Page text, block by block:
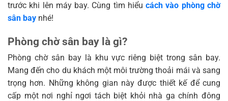
trước khi lên máy bay. Cùng tìm hiểucách vào phòng chờ
sân bay nhé!
Phòng chờ sân bay là gì?
Phòng chờ sân bay là khu vực riêng biệt trong sân bay.
Mang đến cho du khách một môi trường thoải mái và sang
trọng hơn. Những không gian này được thiết kế để cung
cấp một nơi nghỉ ngơi tách biệt khỏi nhà ga chính đông